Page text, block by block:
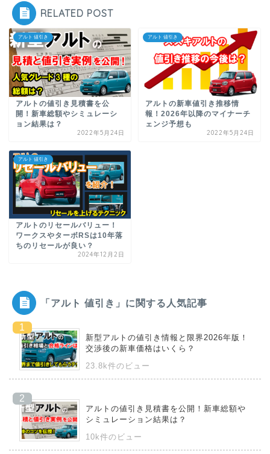
RELATED POST
アルト 値引き
アルトの値引き見積書を公
開！新車総額やシミュレーシ
ョン結果は？
2022年5月24日
アルト 値引き
アルトの新車値引き推移情
報！2026年以降のマイナーチ
ェンジ予想も
2022年5月24日
アルト 値引き
アルトのリセールバリュー！
ワークスやターボRSは10年落
ちのリセールが良い？
2024年12月2日
「アルト 値引き」に関する人気記事
新型アルトの値引き情報と限界2026年版！
交渉後の新車価格はいくら？
23.8k件のビュー
アルトの値引き見積書を公開！新車総額や
シミュレーション結果は？
10k件のビュー